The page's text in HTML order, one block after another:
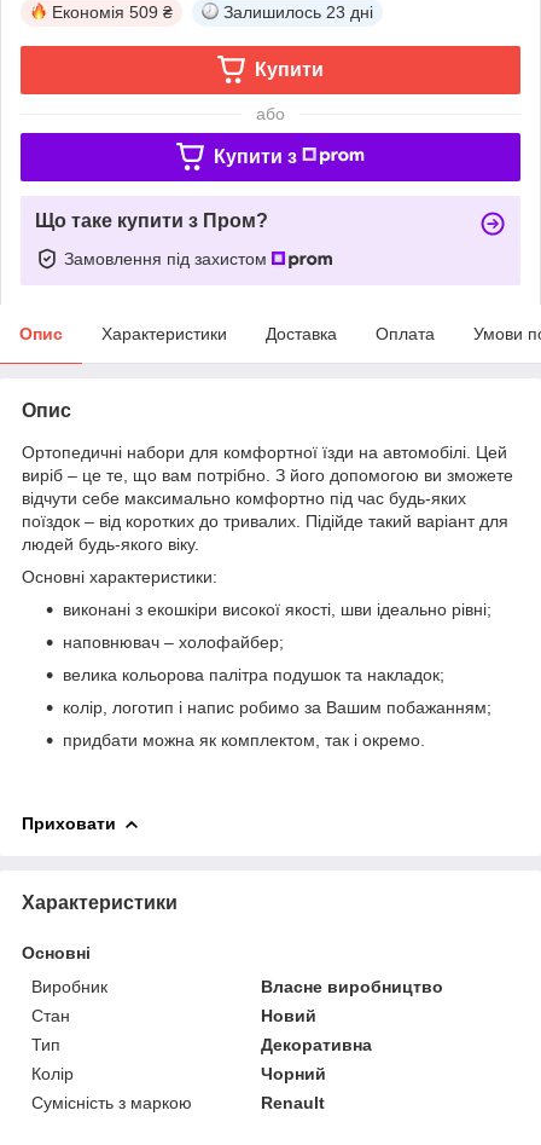
Економія 509 ₴ Залишилось 23 дні
Купити
або
Купити з
Що таке купити з Пром?
Замовлення під захистом
Опис Характеристики Доставка Оплата Умови
Опис
Ортопедичні набори для комфортної їзди на автомобілі. Цей
виріб – це те, що вам потрібно. З його допомогою ви зможете
відчути себе максимально комфортно під час будь-яких
поїздок – від коротких до тривалих. Підійде такий варіант для
людей будь-якого віку.
Основні характеристики:
виконані з екошкіри високої якості, шви ідеально рівні;
наповнювач – холофайбер;
велика кольорова палітра подушок та накладок;
колір, логотип і напис робимо за Вашим побажанням;
придбати можна як комплектом, так і окремо.
Приховати
Характеристики
Основні
Виробник
Власне виробництво
Стан
Новий
Тип
Декоративна
Колір
Чорний
Сумісність з маркою
Renault